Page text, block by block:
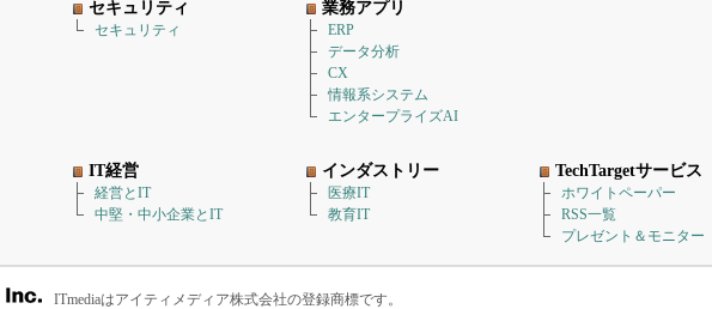
セキュリティ
セキュリティ
業務アプリ
ERP
データ分析
CX
情報系システム
エンタープライズAI
IT経営
経営とIT
中堅・中小企業とIT
インダストリー
医療IT
教育IT
TechTargetサービス
ホワイトペーパー
RSS一覧
プレゼント＆モニター
ITmediaはアイティメディア株式会社の登録商標です。